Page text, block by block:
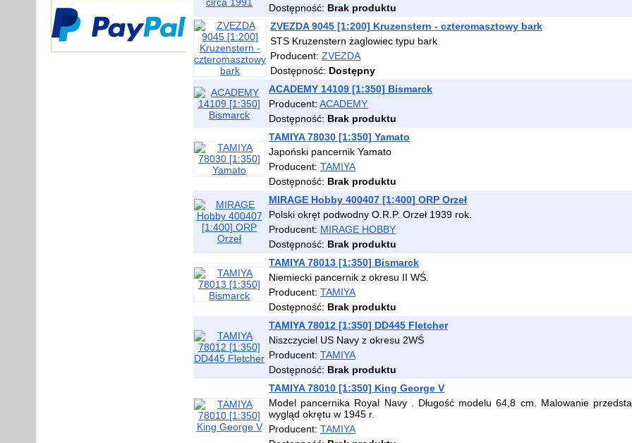
Dostępność: Brak produktu
ZVEZDA 9045 [1:200] Kruzenstern - czteromasztowy bark
STS Kruzenstern żaglowiec typu bark
Producent: ZVEZDA
Dostępność: Dostępny
ACADEMY 14109 [1:350] Bismarck
Producent: ACADEMY
Dostępność: Brak produktu
TAMIYA 78030 [1:350] Yamato
Japoński pancernik Yamato
Producent: TAMIYA
Dostępność: Brak produktu
MIRAGE Hobby 400407 [1:400] ORP Orzeł
Polski okręt podwodny O.R.P. Orzeł 1939 rok.
Producent: MIRAGE HOBBY
Dostępność: Brak produktu
TAMIYA 78013 [1:350] Bismarck
Niemiecki pancernik z okresu II WŚ.
Producent: TAMIYA
Dostępność: Brak produktu
TAMIYA 78012 [1:350] DD445 Fletcher
Niszczyciel US Navy z okresu 2WŚ
Producent: TAMIYA
Dostępność: Brak produktu
TAMIYA 78010 [1:350] King George V
Model pancernika Royal Navy . Długość modelu 64,8 cm. Malowanie
wygląd okrętu w 1945 r.
Producent: TAMIYA